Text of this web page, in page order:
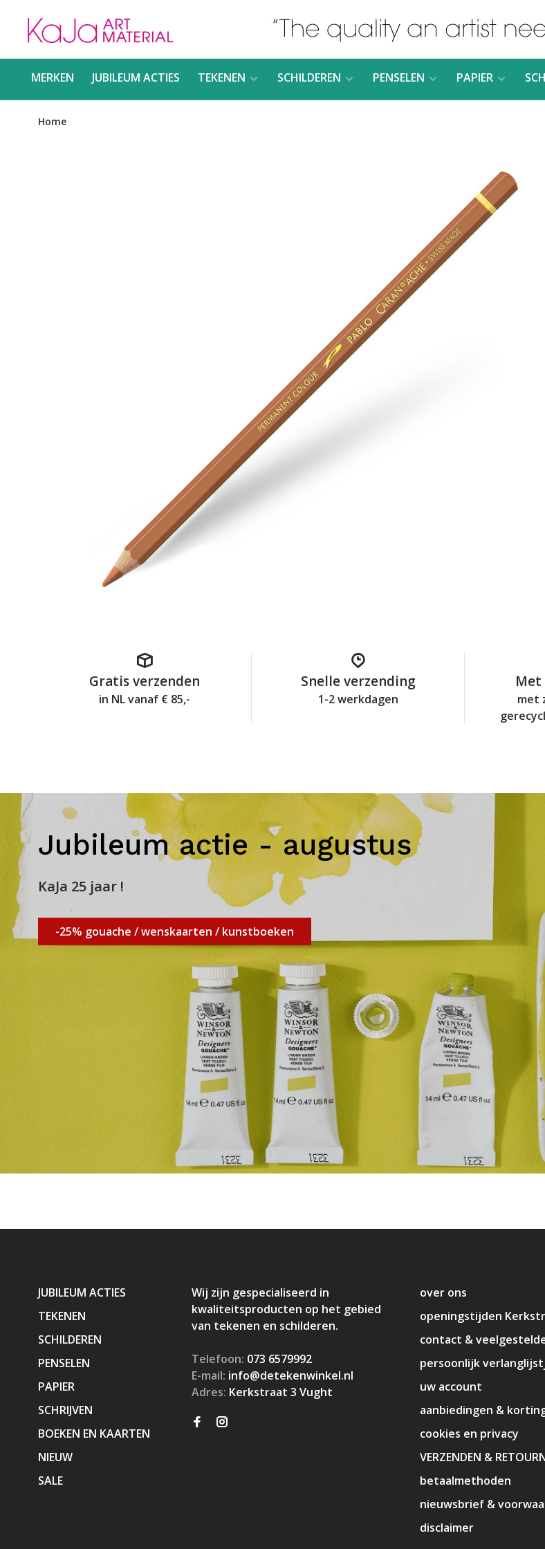
MERKEN JUBILEUM ACTIES TEKENEN SCHILDEREN PENSELEN PAPIER
Home
Gratis verzenden
in NL vanaf € 85,-
Snelle verzending
1-2 werkdagen
Met
met
Jubileum actie - augustus
KaJa 25 jaar !
-25% gouache / wenskaarten / kunstboeken
JUBILEUM ACTIES
TEKENEN
SCHILDEREN
PENSELEN
PAPIER
SCHRIJVEN
BOEKEN EN KAARTEN
NIEUW
SALE
Wij zijn gespecialiseerd in
kwaliteitsproducten op het gebied
van tekenen en schilderen.
Telefoon: 073 6579992
E-mail: info@detekenwinkel.nl
Adres: Kerkstraat 3 Vught
over ons
openingstijden
contact &
persoonlijk
uw account
aanbiedingen &
cookies en privacy
VERZENDEN &
betaalmethoden
nieuwsbrief &
disclaimer